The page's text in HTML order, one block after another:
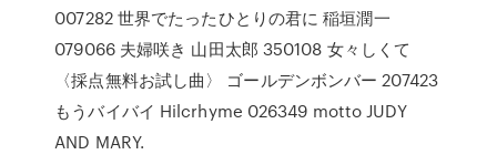
007282 世界でたったひとりの君に 稲垣潤一
079066 夫婦咲き 山田太郎 350108 女々しくて
〈採点無料お試し曲〉 ゴールデンボンバー 207423
もうバイバイ Hilcrhyme 026349 motto JUDY
AND MARY.